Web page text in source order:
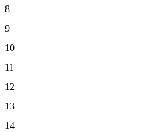
8
9
10
11
12
13
14